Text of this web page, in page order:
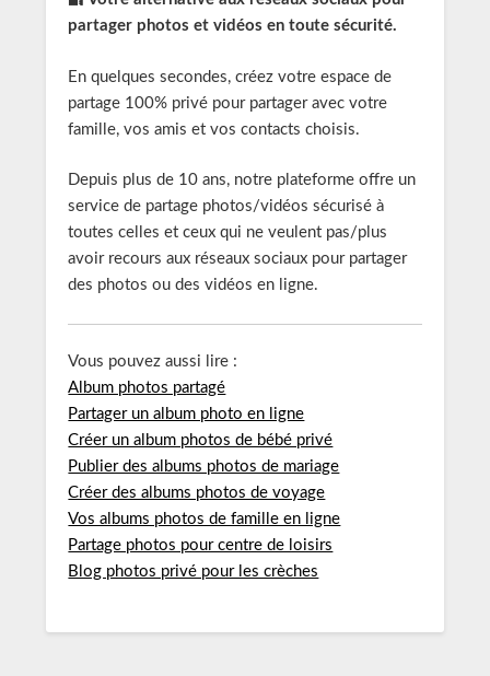
partager photos et vidéos en toute sécurité.
En quelques secondes, créez votre espace de
partage 100% privé pour partager avec votre
famille, vos amis et vos contacts choisis.
Depuis plus de 10 ans, notre plateforme offre un
service de partage photos/vidéos sécurisé à
toutes celles et ceux qui ne veulent pas/plus
avoir recours aux réseaux sociaux pour partager
des photos ou des vidéos en ligne.
Vous pouvez aussi lire :
Album photos partagé
Partager un album photo en ligne
Créer un album photos de bébé privé
Publier des albums photos de mariage
Créer des albums photos de voyage
Vos albums photos de famille en ligne
Partage photos pour centre de loisirs
Blog photos privé pour les crèches